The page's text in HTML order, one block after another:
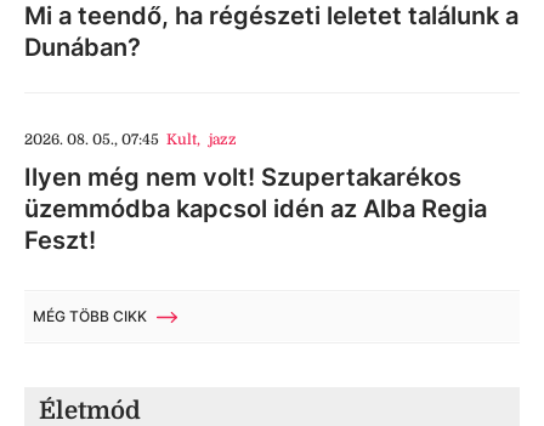
Mi a teendő, ha régészeti leletet találunk a
Dunában?
2026. 08. 05., 07:45 Kult, jazz
Ilyen még nem volt! Szupertakarékos
üzemmódba kapcsol idén az Alba Regia
Feszt!
MÉG TÖBB CIKK
Életmód